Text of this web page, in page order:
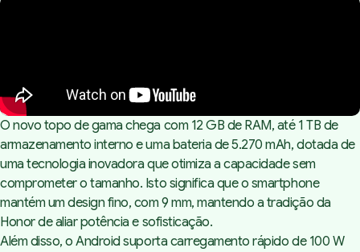
O novo topo de gama chega com 12 GB de RAM, até 1 TB de
armazenamento interno e uma bateria de 5.270 mAh, dotada de
uma tecnologia inovadora que otimiza a capacidade sem
comprometer o tamanho. Isto significa que o smartphone
mantém um design fino, com 9 mm, mantendo a tradição da
Honor de aliar potência e sofisticação.
Além disso, o Android suporta carregamento rápido de 100 W